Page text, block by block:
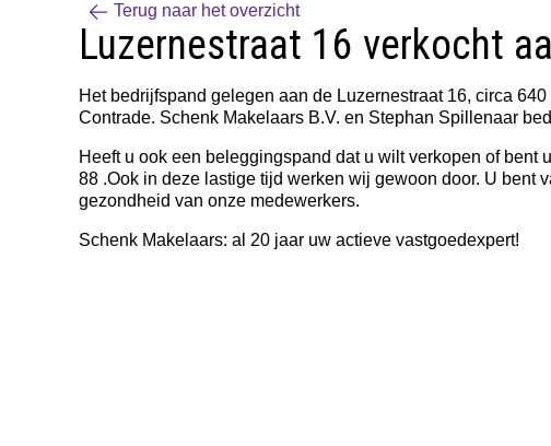
Terug naar het overzicht
Luzernestraat 16 verkocht
Het bedrijfspand gelegen aan de Luzernestraat 16, circa
Contrade. Schenk Makelaars B.V. en Stephan Spillenaar
Heeft u ook een beleggingspand dat u wilt verkopen of
88 .Ook in deze lastige tijd werken wij gewoon door. U bent
gezondheid van onze medewerkers.
Schenk Makelaars: al 20 jaar uw actieve vastgoedexpert!